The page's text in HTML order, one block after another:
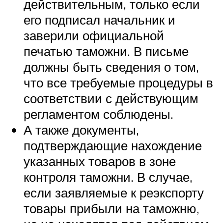
действительным, только если
его подписал начальник и
заверили официальной
печатью таможни. В письме
должны быть сведения о том,
что все требуемые процедуры в
соответствии с действующим
регламентом соблюдены.
А также документы,
подтверждающие нахождение
указанных товаров в зоне
контроля таможни. В случае,
если заявляемые к реэкспорту
товары прибыли на таможню,